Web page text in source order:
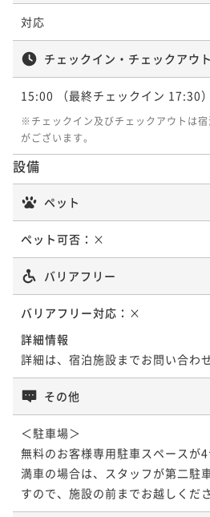
二食付き 現地決済可 事前決済可
IN
ポイントアップ
【フレンチコース】出雲大社より
る"香りのフレンチ"で出雲を堪能
食付き＞
二食付き 現地決済可 事前決済可
IN
ポイントアップ
【連泊で朝食１食プレゼント】出
尽くす古民家旅＜夕朝食付き＞
二食付き 現地決済可 事前決済可
IN
対応
チェックイン・チェックアウト
15:00 （最終チェックイン 17:30）
※チェックイン及びチェックアウトは
がございます。
設備
ペット
ペット可否： ×
バリアフリー
バリアフリー対応： ×
詳細情報
詳細は、宿泊施設までお問い合わ
その他
＜駐車場＞
無料のお客様専用駐車スペースが4
満車の場合は、スタッフが第二駐